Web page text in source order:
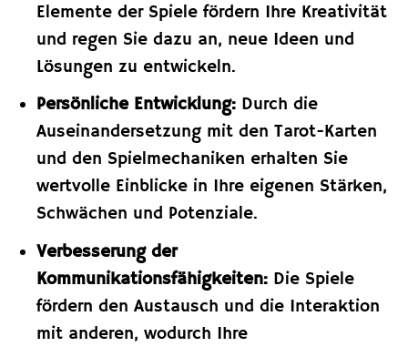
Elemente der Spiele fördern Ihre Kreativität
und regen Sie dazu an, neue Ideen und
Lösungen zu entwickeln.
Persönliche Entwicklung:Durch die
Auseinandersetzung mit den Tarot-Karten
und den Spielmechaniken erhalten Sie
wertvolle Einblicke in Ihre eigenen Stärken,
Schwächen und Potenziale.
Verbesserung der
Kommunikationsfähigkeiten:Die Spiele
fördern den Austausch und die Interaktion
mit anderen, wodurch Ihre